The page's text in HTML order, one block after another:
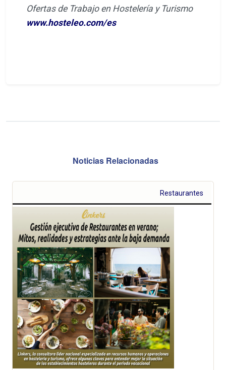
Ofertas de Trabajo en Hostelería y Turismo
www.hosteleo.com/es
Noticias Relacionadas
Restaurantes